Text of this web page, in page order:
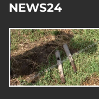
NEWS24